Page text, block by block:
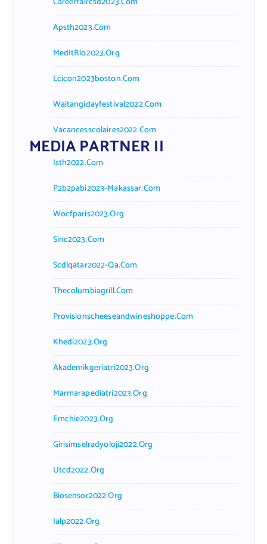
Apsth2023.com
MedItRio2023.org
Lcicon2023boston.com
Waitangidayfestival2022.com
Vacancesscolaires2022.com
MEDIA PARTNER II
Isth2022.com
P2b2pabi2023-Makassar.com
Wocfparis2023.org
Sinc2023.com
Scdlqatar2022-Qa.com
Thecolumbiagrill.com
Provisionscheeseandwineshoppe.com
Khedi2023.org
Akademikgeriatri2023.org
Marmarapediatri2023.org
Emchie2023.org
Girisimselradyoloji2022.org
Utcd2022.org
Biosensor2022.org
Ialp2022.org